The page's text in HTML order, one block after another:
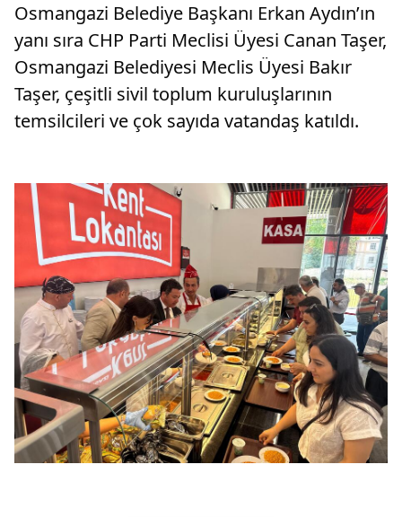
Osmangazi Belediye Başkanı Erkan Aydın’ın
yanı sıra CHP Parti Meclisi Üyesi Canan Taşer,
Osmangazi Belediyesi Meclis Üyesi Bakır
Taşer, çeşitli sivil toplum kuruluşlarının
temsilcileri ve çok sayıda vatandaş katıldı.